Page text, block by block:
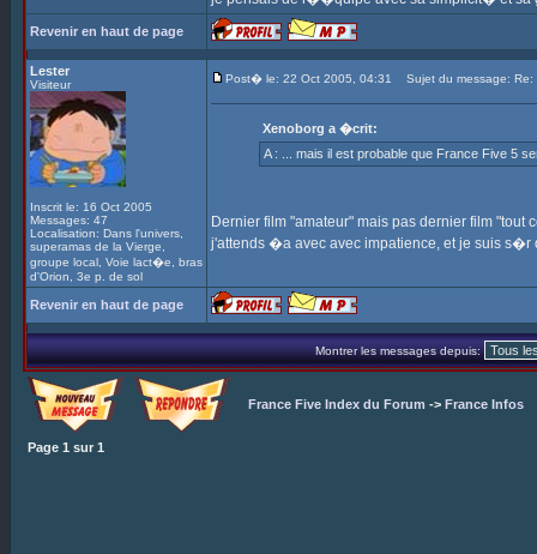
Revenir en haut de page
Lester
Visiteur
Inscrit le: 16 Oct 2005
Messages: 47
Localisation: Dans l'univers,
superamas de la Vierge,
groupe local, Voie lact�e, bras
d'Orion, 3e p. de sol
Post� le: 22 Oct 2005, 04:31 Sujet du message: Re:
Xenoborg a �crit:
A : ... mais il est probable que France Five 5
Dernier film "amateur" mais pas dernier film "tout
j'attends �a avec avec impatience, et je suis
Revenir en haut de page
Montrer les messages depuis:
France Five Index du Forum -> France Infos
Page 1 sur 1